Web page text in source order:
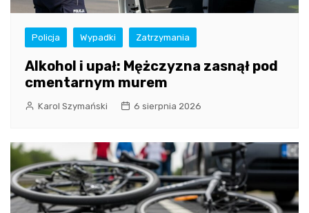
Policja Wypadki Zatrzymania
Alkohol i upał: Mężczyzna zasnął pod
cmentarnym murem
Karol Szymański 6 sierpnia 2026